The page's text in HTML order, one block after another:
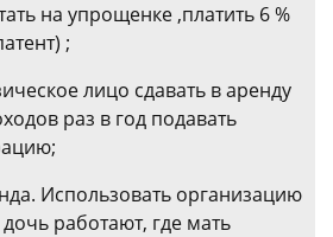
на упрощенке ,платить 6 %
;
лицо сдавать в аренду
раз в год подавать
Использовать организацию
работают, где мать